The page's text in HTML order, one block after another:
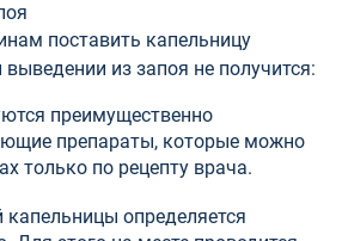
поставить капельницу
из запоя не получится:
преимущественно
препараты, которые можно
только по рецепту врача.
определяется